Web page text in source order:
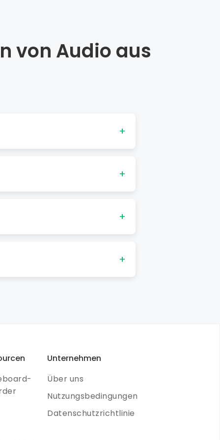
von Audio aus
+
oder für
+
+
+
Unternehmen
Über uns
Nutzungsbedingungen
Datenschutzrichtlinie